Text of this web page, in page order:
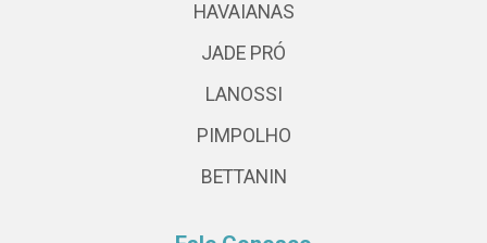
HAVAIANAS
JADE PRÓ
LANOSSI
PIMPOLHO
BETTANIN